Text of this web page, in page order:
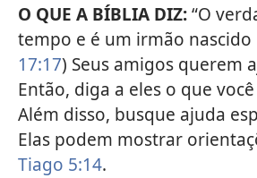
O QUE A BÍBLIA DIZ:“O
tempo e é um irmão nascido
17:17) Seus amigos querem
Então, diga a eles o que
Além disso, busque ajuda
Elas podem mostrar
Tiago 5:14.